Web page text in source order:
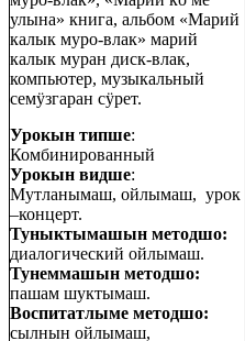
улына» книга, альбом «Марий
калык муро-влак» марий
калык муран диск-влак,
компьютер, музыкальный
семӱзгаран сӱрет.
Урокын типше:
Комбинированный
Урокын видше:
Мутланымаш, ойлымаш, урок
–концерт.
Туныктымашын методшо:
диалогический ойлымаш.
Тунеммашын методшо:
пашам шуктымаш.
Воспитатлыме методшо:
сылнын ойлымаш,